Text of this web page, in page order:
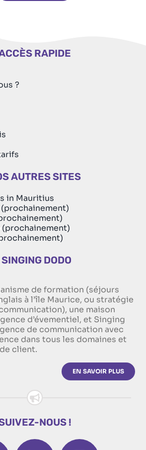
RAPIDE
?
AUTRES SITES
in Mauritius
SINGING DODO
de formation (séjours
à l’île Maurice, ou stratégie
une maison
d’évementiel, et Singing
de communication avec
dans tous les domaines et
client.
EN SAVOIR PLUS
NOUS !